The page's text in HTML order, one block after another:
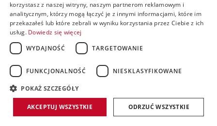
WŁAŚCIWOŚCI BUTÓW DO BIEGANIA
ZAWSZE WYWOŁYWAŁY GORĄCE DEBATY
(2)
2022.04.07
korzystasz z naszej witryny, naszym partnerom reklamowym i
analitycznym, którzy mogą łączyć je z innymi informacjami, które im
przekazałeś lub które zebrali w wyniku korzystania przez Ciebie z ich
usług. Dowiedz się więcej
WYDAJNOŚĆ
TARGETOWANIE
FUNKCJONALNOŚĆ NIESKLASYFIKOWANE
POKAŻ SZCZEGÓŁY
AKCEPTUJ WSZYSTKIE ODRZUĆ WSZYSTKIE
accessible